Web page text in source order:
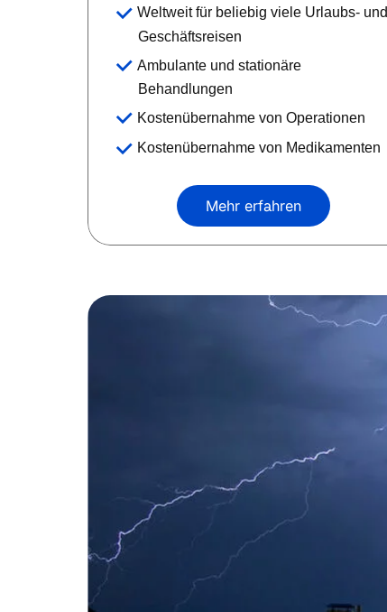
Weltweit für beliebig viele Urlaubs- und
Geschäftsreisen
Ambulante und stationäre
Behandlungen
Kostenübernahme von Operationen
Kostenübernahme von Medikamenten
Mehr erfahren